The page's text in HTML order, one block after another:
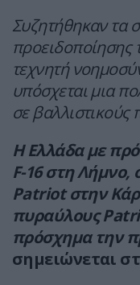
Συζητήθηκαν τα
προειδοποίησης
τεχνητή
υπόσχεται μια
σε
H Ελλάδα με
F-16 στη
Patriot στην
πυραύλους
πρόσχημα την
σημειώνεται